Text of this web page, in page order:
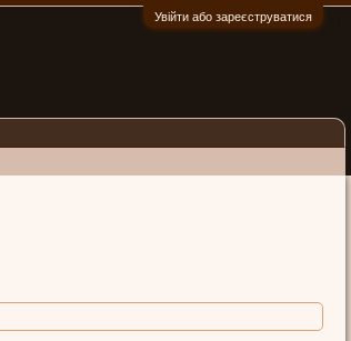
Увійти або зареєструватися